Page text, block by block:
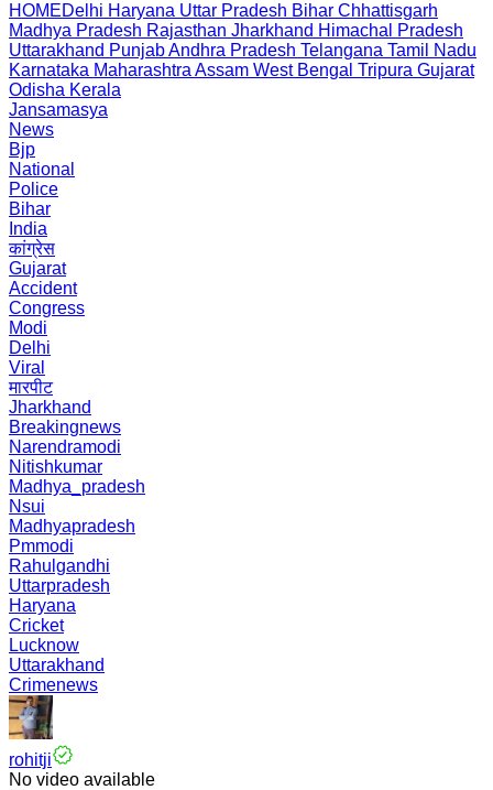
HOMEDelhi Haryana Uttar Pradesh Bihar Chhattisgarh
Madhya Pradesh Rajasthan Jharkhand Himachal Pradesh
Uttarakhand PunjabAndhra Pradesh Telangana Tamil Nadu
Karnataka Maharashtra Assam West Bengal Tripura Gujarat
Odisha Kerala
Jansamasya
News
Bjp
National
Police
Bihar
India
कांग्रेस
Gujarat
Accident
Congress
Modi
Delhi
Viral
मारपीट
Jharkhand
Breakingnews
Narendramodi
Nitishkumar
Madhya_pradesh
Nsui
Madhyapradesh
Pmmodi
Rahulgandhi
Uttarpradesh
Haryana
Cricket
Lucknow
Uttarakhand
Crimenews
rohitji
No video available